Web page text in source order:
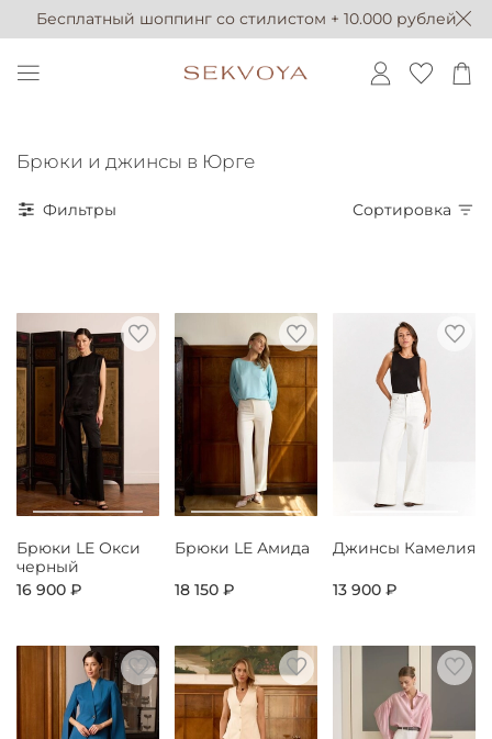
Бесплатный шоппинг со стилистом + 10.000 рублей
Брюки и джинсы в Юрге
Фильтры Сортировка
Брюки LE Окси
черный
16 900 ₽
Брюки LE Амида
18 150 ₽
Джинсы Камелия
13 900 ₽